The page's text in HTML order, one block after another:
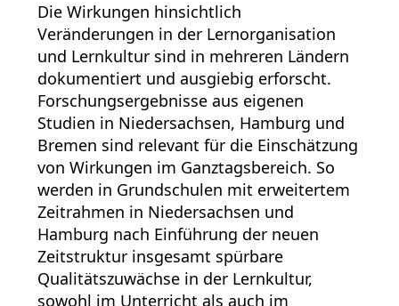
Die Wirkungen hinsichtlich
Veränderungen in der Lernorganisation
und Lernkultur sind in mehreren Ländern
dokumentiert und ausgiebig erforscht.
Forschungsergebnisse aus eigenen
Studien in Niedersachsen, Hamburg und
Bremen sind relevant für die Einschätzung
von Wirkungen im Ganztagsbereich. So
werden in Grundschulen mit erweitertem
Zeitrahmen in Niedersachsen und
Hamburg nach Einführung der neuen
Zeitstruktur insgesamt spürbare
Qualitätszuwächse in der Lernkultur,
sowohl im Unterricht als auch im